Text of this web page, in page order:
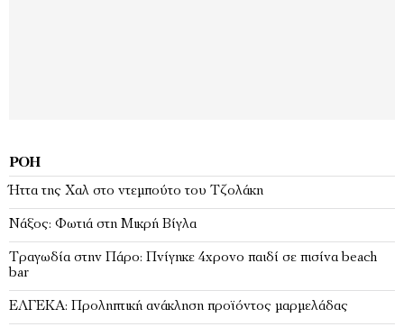
ΡΟΉ
Ήττα της Χαλ στο ντεμπούτο του Τζολάκη
Νάξος: Φωτιά στη Μικρή Βίγλα
Tραγωδία στην Πάρο: Πνίγηκε 4χρονο παιδί σε πισίνα beach
bar
ΕΛΓΕΚΑ: Προληπτική ανάκληση προϊόντος μαρμελάδας